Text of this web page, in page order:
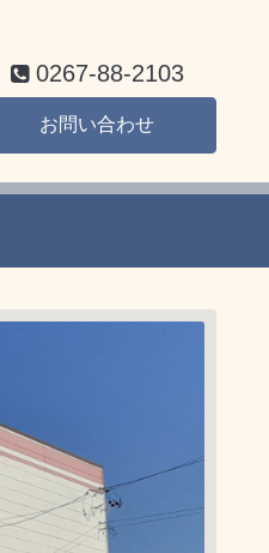
0267-88-2103
お問い合わせ